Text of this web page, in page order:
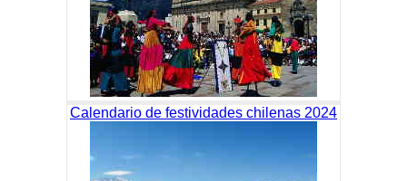
Calendario de festividades chilenas 2024